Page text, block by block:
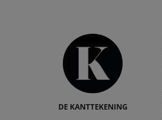
DE KANTTEKENING